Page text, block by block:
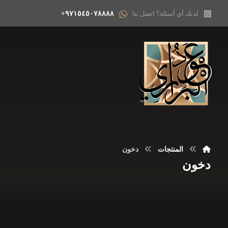
لديك أي أسئلة؟ اتصل بنا ٩٧١٥٤٥٠٧٨٨٨٨+
المنتجات دخون
دخون